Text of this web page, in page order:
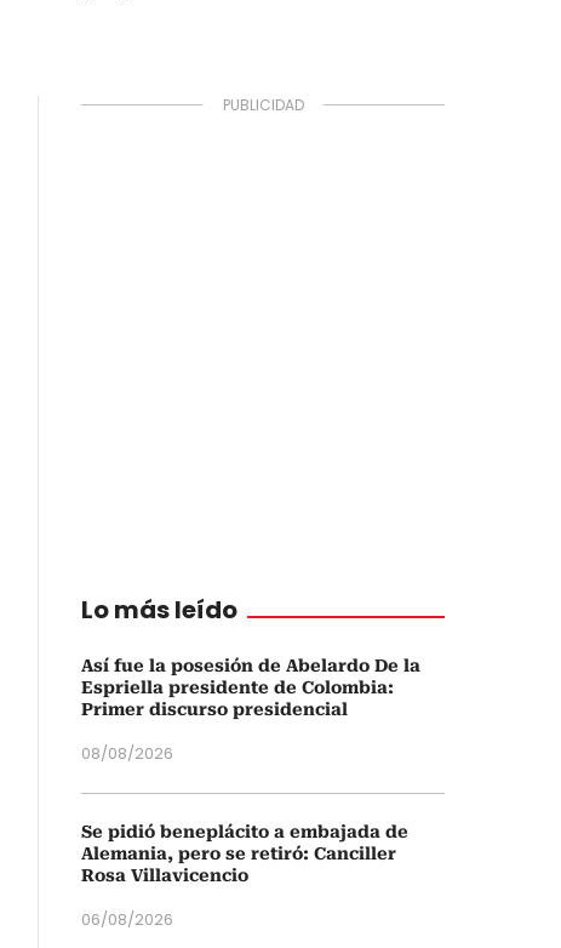
Lo más leído
Así fue la posesión de Abelardo De la
Espriella presidente de Colombia:
Primer discurso presidencial
08/08/2026
Se pidió beneplácito a embajada de
Alemania, pero se retiró: Canciller
Rosa Villavicencio
06/08/2026